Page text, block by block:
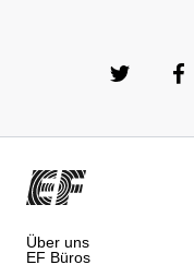
Über uns
EF Büros